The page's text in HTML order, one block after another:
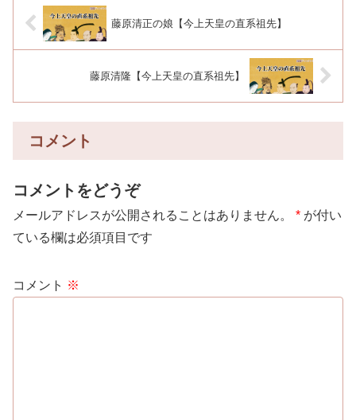
藤原清正の娘【今上天皇の直系祖先】
藤原清隆【今上天皇の直系祖先】
コメント
コメントをどうぞ
メールアドレスが公開されることはありません。 * が付い
ている欄は必須項目です
コメント ※